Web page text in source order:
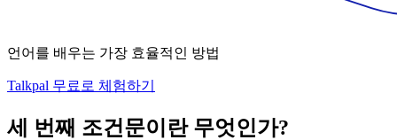
언어를 배우는 가장 효율적인 방법
Talkpal 무료로 체험하기
세 번째 조건문이란 무엇인가?